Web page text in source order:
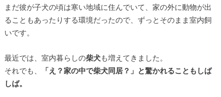
まだ彼が子犬の頃は寒い地域に住んでいて、家の外に動物が出
ることもあったりする環境だったので、ずっとそのまま室内飼
いです。
最近では、室内暮らしの柴犬も増えてきました。
それでも、
「え？家の中で柴犬同居？」と驚かれることもしば
しば。